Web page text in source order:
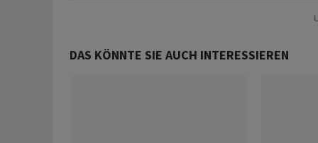
DAS KÖNNTE SIE AUCH INTERESSIEREN